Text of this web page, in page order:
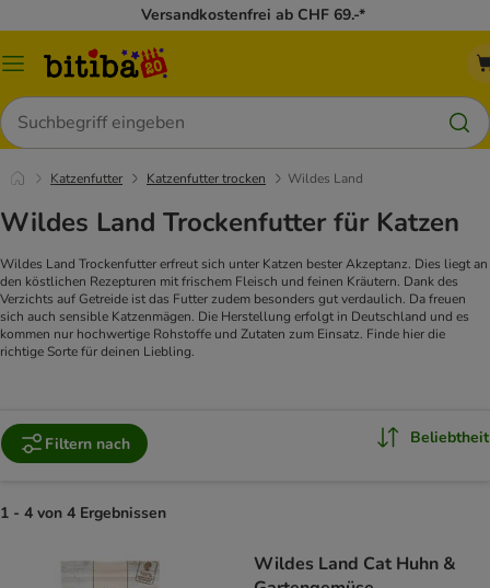
Versandkostenfrei ab CHF 69.-*
Menü
Suchen
Katzenfutter Katzenfutter trocken Wildes Land
Wildes Land Trockenfutter für Katzen
Wildes Land Trockenfutter erfreut sich unter Katzen bester Akzeptanz. Dies liegt an
den köstlichen Rezepturen mit frischem Fleisch und feinen Kräutern. Dank des
Verzichts auf Getreide ist das Futter zudem besonders gut verdaulich. Da freuen
sich auch sensible Katzenmägen. Die Herstellung erfolgt in Deutschland und es
kommen nur hochwertige Rohstoffe und Zutaten zum Einsatz. Finde hier die
richtige Sorte für deinen Liebling.
Filtern nach Beliebtheit
1 - 4 von 4 Ergebnissen
Wildes Land Cat Huhn &